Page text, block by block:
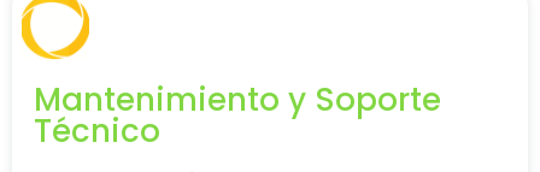
Mantenimiento y Soporte
Técnico